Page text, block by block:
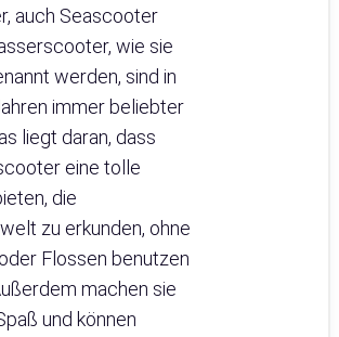
auch Seascooter
wie sie
werden, sind in
immer beliebter
liegt daran, dass
eine tolle
die
zu erkunden, ohne
Flossen benutzen
machen sie
und können